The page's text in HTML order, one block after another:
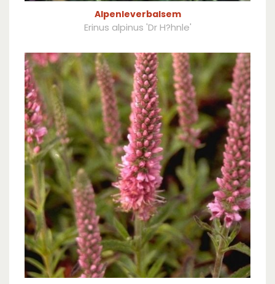
Alpenleverbalsem
Erinus alpinus 'Dr H?hnle'